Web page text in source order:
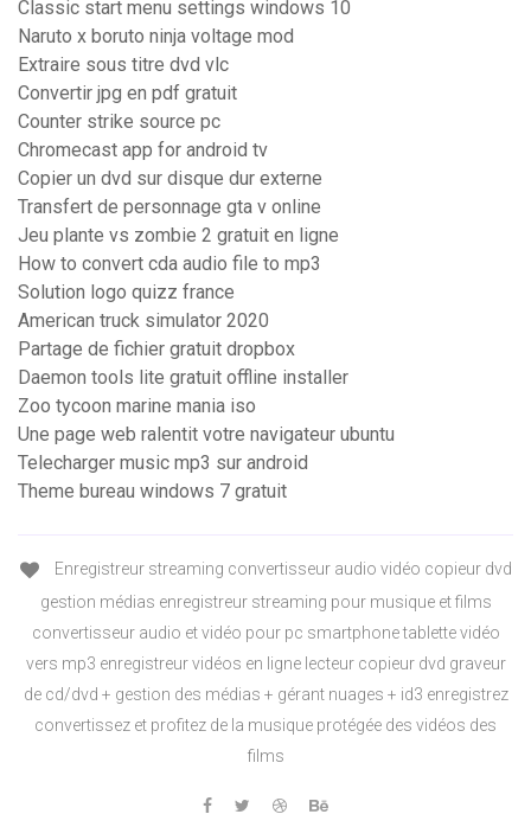
Classic start menu settings windows 10
Naruto x boruto ninja voltage mod
Extraire sous titre dvd vlc
Convertir jpg en pdf gratuit
Counter strike source pc
Chromecast app for android tv
Copier un dvd sur disque dur externe
Transfert de personnage gta v online
Jeu plante vs zombie 2 gratuit en ligne
How to convert cda audio file to mp3
Solution logo quizz france
American truck simulator 2020
Partage de fichier gratuit dropbox
Daemon tools lite gratuit offline installer
Zoo tycoon marine mania iso
Une page web ralentit votre navigateur ubuntu
Telecharger music mp3 sur android
Theme bureau windows 7 gratuit
Enregistreur streaming convertisseur audio vidéo copieur dvd
gestion médias enregistreur streaming pour musique et films
convertisseur audio et vidéo pour pc smartphone tablette vidéo
vers mp3 enregistreur vidéos en ligne lecteur copieur dvd graveur
de cd/dvd + gestion des médias + gérant nuages + id3 enregistrez
convertissez et profitez de la musique protégée des vidéos des
films